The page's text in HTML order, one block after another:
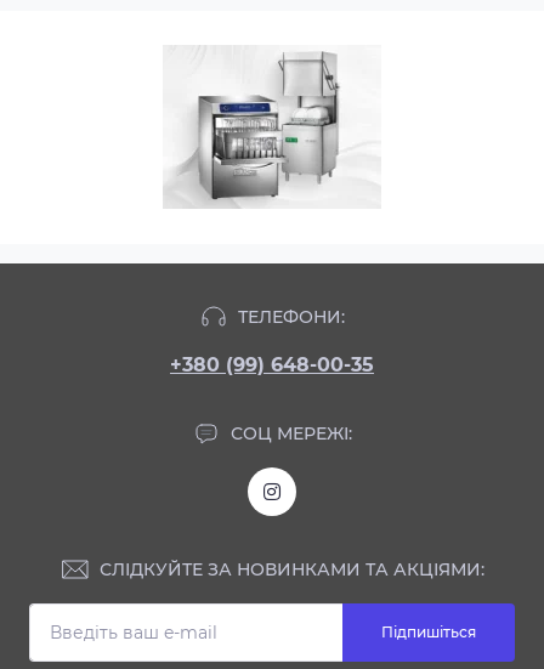
ТЕЛЕФОНИ:
+380 (99) 648-00-35
СОЦ МЕРЕЖІ:
СЛІДКУЙТЕ ЗА НОВИНКАМИ ТА АКЦІЯМИ:
Підпишіться